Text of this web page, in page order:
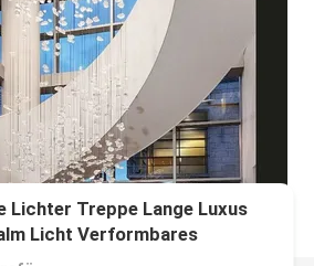
Lichter Treppe Lange Luxus
Licht Verformbares